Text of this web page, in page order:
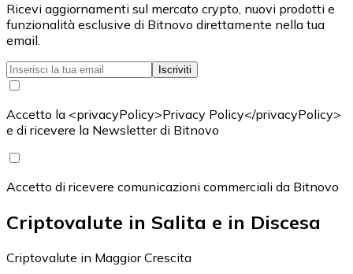
Ricevi aggiornamenti sul mercato crypto, nuovi prodotti e
funzionalità esclusive di Bitnovo direttamente nella tua
email.
Iscriviti
Accetto la <privacyPolicy>Privacy Policy</privacyPolicy>
e di ricevere la Newsletter di Bitnovo
Accetto di ricevere comunicazioni commerciali da Bitnovo
Criptovalute in Salita e in Discesa
Criptovalute in Maggior Crescita